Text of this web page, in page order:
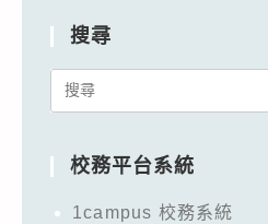
搜尋
Search
校務平台系統
1campus 校務系統